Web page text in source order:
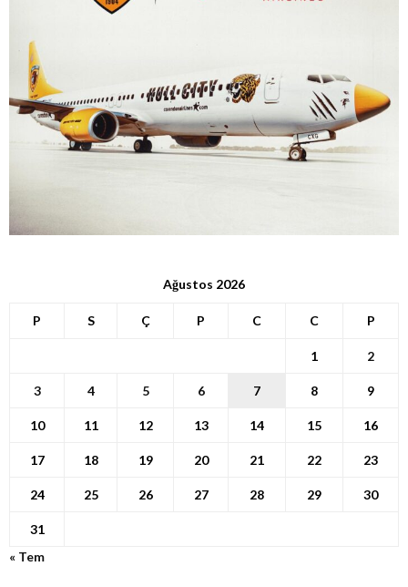
Ağustos 2026
P S Ç P C C P
1 2
3 4 5 6 7 8 9
10 11 12 13 14 15 16
17 18 19 20 21 22 23
24 25 26 27 28 29 30
31
« Tem